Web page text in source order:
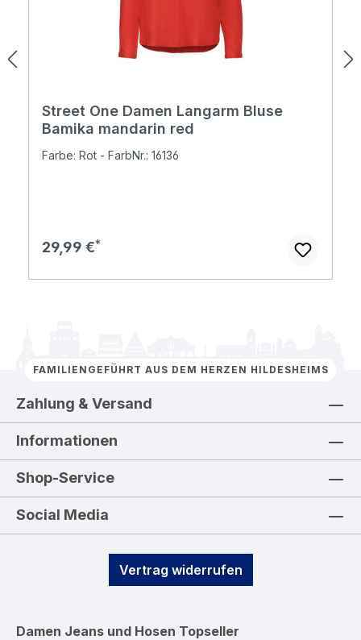
Street One Damen Langarm Bluse
Bamika mandarin red
Farbe: Rot - FarbNr.: 16136
Regulärer Preis:
29,99 €
FAMILIENGEFÜHRT AUS DEM HERZEN HILDESHEIMS
Zahlung & Versand
Informationen
Shop-Service
Social Media
Vertrag widerrufen
Damen Jeans und Hosen Topseller